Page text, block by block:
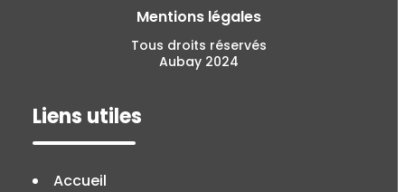
Mentions légales
Tous droits réservés
Aubay 2024
Liens utiles
Accueil